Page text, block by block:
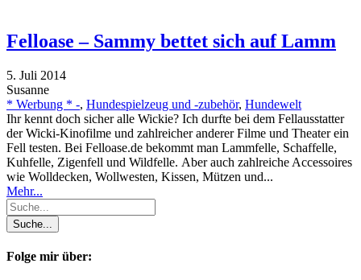
Felloase – Sammy bettet sich auf Lamm
5. Juli 2014
Susanne
* Werbung * -, Hundespielzeug und -zubehör, Hundewelt
Ihr kennt doch sicher alle Wickie? Ich durfte bei dem Fellausstatter
der Wicki-Kinofilme und zahlreicher anderer Filme und Theater ein
Fell testen. Bei Felloase.de bekommt man Lammfelle, Schaffelle,
Kuhfelle, Zigenfell und Wildfelle. Aber auch zahlreiche Accessoires
wie Wolldecken, Wollwesten, Kissen, Mützen und...
Mehr...
Folge mir über: